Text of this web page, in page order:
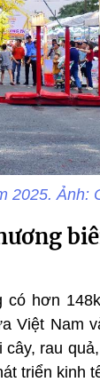
2025. Ảnh:
có hơn
Việt Nam
cây, rau
triển kinh